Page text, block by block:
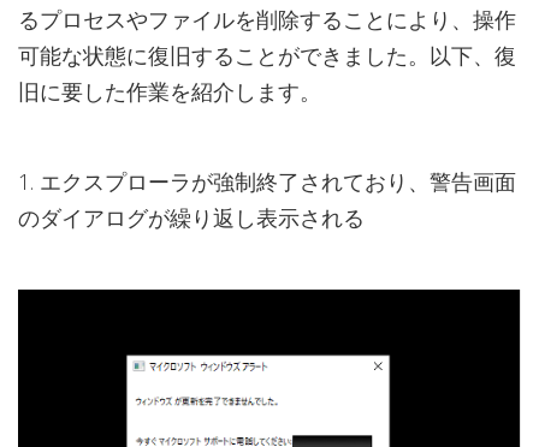
るプロセスやファイルを削除することにより、操作
可能な状態に復旧することができました。以下、復
旧に要した作業を紹介します。
1. エクスプローラが強制終了されており、警告画面
のダイアログが繰り返し表示される